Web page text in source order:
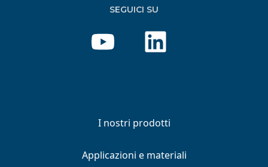
SEGUICI SU
I nostri prodotti
Applicazioni e materiali